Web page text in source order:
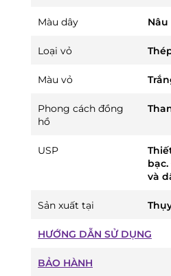
Màu dây Nâu
Loại vỏ
Màu vỏ
Phong cách đồng
hồ
USP
và
Sản xuất tại
HƯỚNG DẪN SỬ DỤNG
BẢO HÀNH